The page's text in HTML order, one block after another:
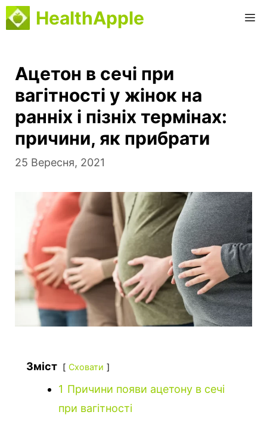
Перейти
до
HealthApple
Ацетон в сечі при
вагітності у жінок на
ранніх і пізніх термінах:
причини, як прибрати
25 Вересня, 2021
Зміст Сховати
1 Причини появи ацетону в сечі
при вагітності